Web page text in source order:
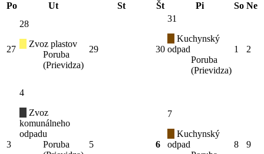
Po
Ut St Št Pi So Ne
27
28
Zvoz plastov
Poruba
(Prievidza)
29 30
31
Kuchynský
odpad
Poruba
(Prievidza)
1 2
3
4
Zvoz
komunálneho
odpadu
Poruba
5 6
7
Kuchynský
odpad
8 9